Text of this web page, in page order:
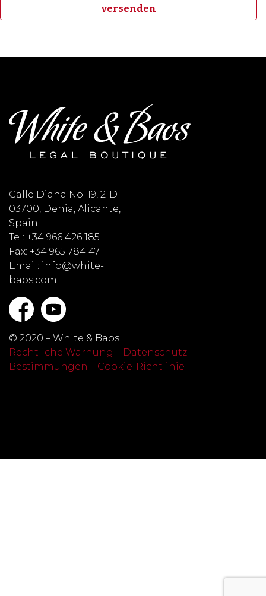
Calle Diana No. 19, 2-D
03700, Denia, Alicante,
Spain
Tel: +34 966 426 185
Fax: +34 965 784 471
Email: info@white-
baos.com
© 2020 – White & Baos
Rechtliche Warnung – Datenschutz-
Bestimmungen – Cookie-Richtlinie